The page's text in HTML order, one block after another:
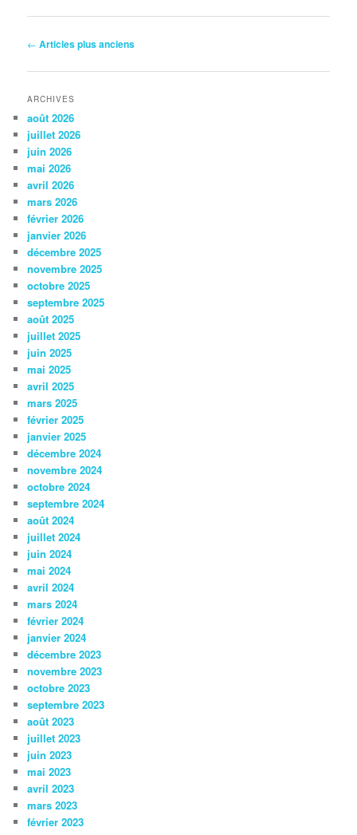
Navigation
articles
← Articles plus anciens
ARCHIVES
août 2026
juillet 2026
juin 2026
mai 2026
avril 2026
mars 2026
février 2026
janvier 2026
décembre 2025
novembre 2025
octobre 2025
septembre 2025
août 2025
juillet 2025
juin 2025
mai 2025
avril 2025
mars 2025
février 2025
janvier 2025
décembre 2024
novembre 2024
octobre 2024
septembre 2024
août 2024
juillet 2024
juin 2024
mai 2024
avril 2024
mars 2024
février 2024
janvier 2024
décembre 2023
novembre 2023
octobre 2023
septembre 2023
août 2023
juillet 2023
juin 2023
mai 2023
avril 2023
mars 2023
février 2023